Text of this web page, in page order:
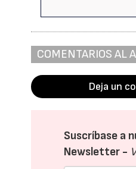
COMENTARIOS AL
Deja un
Suscríbase a
Newsletter -